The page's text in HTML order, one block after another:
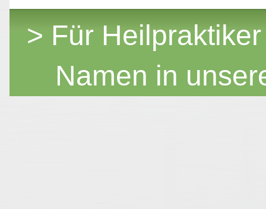
> Für
Namen in